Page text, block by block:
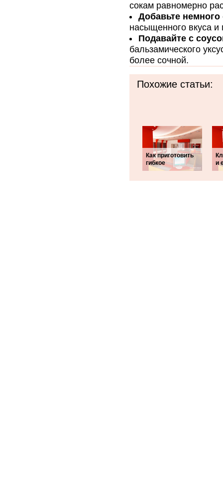
сокам равномерно
Добавьте
насыщенного вкуса и
Подавайте с
бальзамического
более сочной.
Похожие статьи:
Как приготовить
гибкое
и